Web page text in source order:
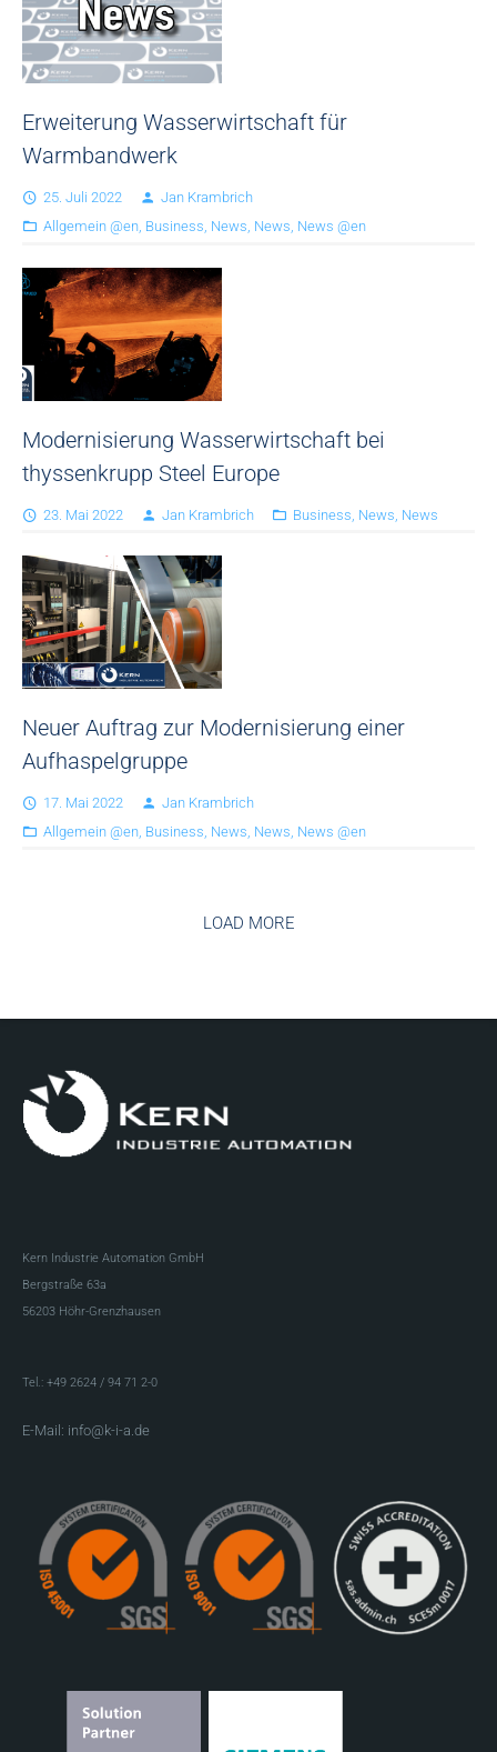
Erweiterung Wasserwirtschaft für
Warmbandwerk
25. Juli 2022
Jan Krambrich
Allgemein @en, Business, News, News, News @en
Modernisierung Wasserwirtschaft bei
thyssenkrupp Steel Europe
23. Mai 2022 Jan Krambrich Business News News
Neuer Auftrag zur Modernisierung einer
Aufhaspelgruppe
17. Mai 2022
Jan Krambrich
Allgemein @en Business News News News @en
LOAD MORE
Kern Industrie Automation GmbH
Bergstraße 63a
56203 Höhr-Grenzhausen
Tel.: +49 2624 / 94 71 2-0
E-Mail: info@k-i-a.de